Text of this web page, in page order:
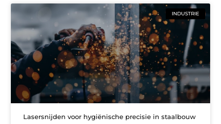
INDUSTRIE
Lasersnijden voor hygiënische precisie in staalbouw